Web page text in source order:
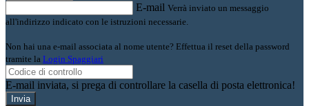
E-mail Verrà inviato un messaggio
all'indirizzo indicato con le istruzioni necessarie.
Non hai una e-mail associata al nome utente? Effettua il reset della password
tramite la Login Spaggiari
E-mail inviata, si prega di controllare la casella di posta elettronica!